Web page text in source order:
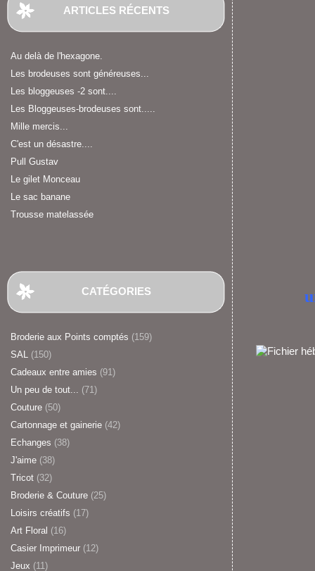
ARTICLES RÉCENTS
Au delà de l'hexagone.
Les brodeuses sont généreuses...
Les bloggeuses -2 sont....
Les Bloggeuses-brodeuses sont.....
Mille mercis...
C'est un désastre....
Pull Gustav
Le gilet Monceau
Le sac banane
Trousse matelassée
CATÉGORIES
Broderie aux Points comptés (159)
SAL (150)
Cadeaux entre amies (91)
Un peu de tout... (71)
Couture (50)
Cartonnage et gainerie (42)
Echanges (38)
J'aime (38)
Tricot (32)
Broderie & Couture (25)
Loisirs créatifs (17)
Art Floral (16)
Casier Imprimeur (12)
Jeux (11)